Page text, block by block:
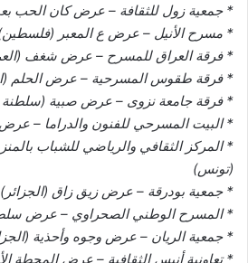
* جمعية زول للثقافة – عرض كان الحب
* مسرح الأنيل – عرض ع المعبر
* فرقة العراق للمسرح – عرض شغف
* فرقة طقوس المسرحية – عرض الحلم
* فرقة جامعة نزوى – عرض صبية
* البيت المسرحي للفنون والدراما – عرض
(تونس)
* جمعية بودرقة – عرض زيق زاق (الجزائر)
* المسرح الوطني الصحراوي – عرض
* جمعية الريان – عرض وجوه وأحذية
* تعاونية أنيس الثقافية – عرض المحطة